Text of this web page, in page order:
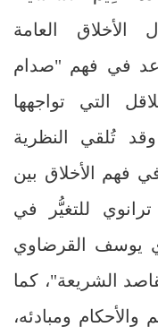
العامة
في فهم "صدام
التي تواجهها
وقد تُلقي النظرية
فهم الأخلاق بين
للتغيُّر في
يوسف القرضاوي
الشريعة"، كما
ومبادئه،